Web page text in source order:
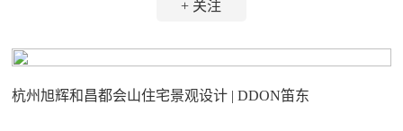
+ 关注
杭州旭辉和昌都会山住宅景观设计 | DDON笛东